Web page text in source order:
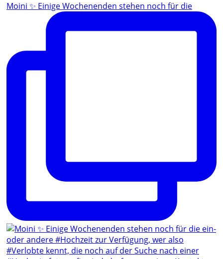
Moini ✨ Einige Wochenenden stehen noch für die